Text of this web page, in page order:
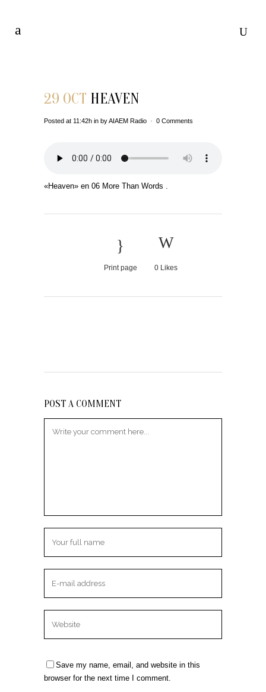
29 OCT HEAVEN
Posted at 11:42h in byAIAEM Radio 0 Comments
«Heaven» en 06 More Than Words .
Print page 0Likes
POST A COMMENT
Save my name, email, and website in this
browser for the next time I comment.